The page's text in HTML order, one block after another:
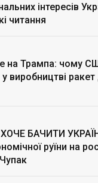
інтересів
читання
на Трампа: чому
у виробництві
БАЧИТИ
руїни на